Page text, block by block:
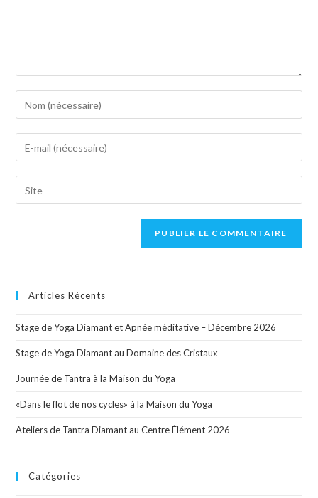
Articles Récents
Stage de Yoga Diamant et Apnée méditative – Décembre 2026
Stage de Yoga Diamant au Domaine des Cristaux
Journée de Tantra à la Maison du Yoga
«Dans le flot de nos cycles» à la Maison du Yoga
Ateliers de Tantra Diamant au Centre Élément 2026
Catégories